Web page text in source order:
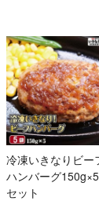
冷凍いきなりビー
ハンバーグ
セット